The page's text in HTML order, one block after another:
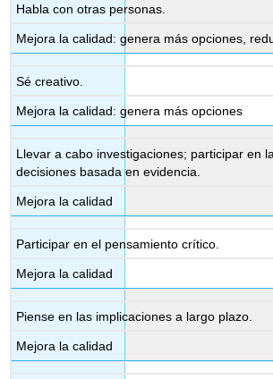
Habla con otras personas.
Mejora la calidad: genera más opciones,
Sé creativo.
Mejora la calidad: genera más opciones
Llevar a cabo investigaciones; participar en
decisiones basada en evidencia.
Mejora la calidad
Participar en el pensamiento crítico.
Mejora la calidad
Piense en las implicaciones a largo plazo.
Mejora la calidad